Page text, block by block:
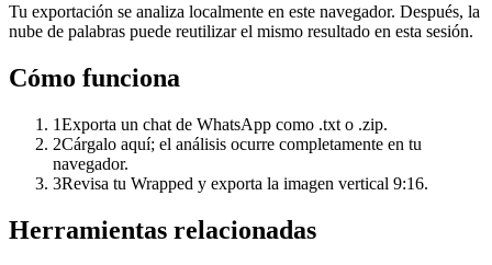
Tu exportación se analiza localmente en este navegador. Después, la
nube de palabras puede reutilizar el mismo resultado en esta sesión.
Cómo funciona
1Exporta un chat de WhatsApp como .txt o .zip.
2Cárgalo aquí; el análisis ocurre completamente en tu
navegador.
3Revisa tu Wrapped y exporta la imagen vertical 9:16.
Herramientas relacionadas